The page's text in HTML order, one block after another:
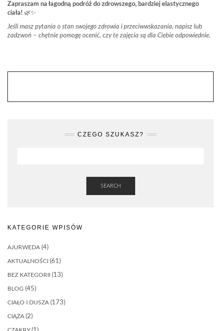
Zapraszam na łagodną podróż do zdrowszego, bardziej elastycznego
ciała! 🌿✨
Jeśli masz pytania o stan swojego zdrowia i przeciwwskazania, napisz lub
zadzwoń – chętnie pomogę ocenić, czy te zajęcia są dla Ciebie odpowiednie.
CZEGO SZUKASZ?
SEARCH
KATEGORIE WPISÓW
AJURWEDA (4)
AKTUALNOŚCI (61)
BEZ KATEGORII (13)
BLOG (45)
CIAŁO I DUSZA (173)
CIĄŻA (2)